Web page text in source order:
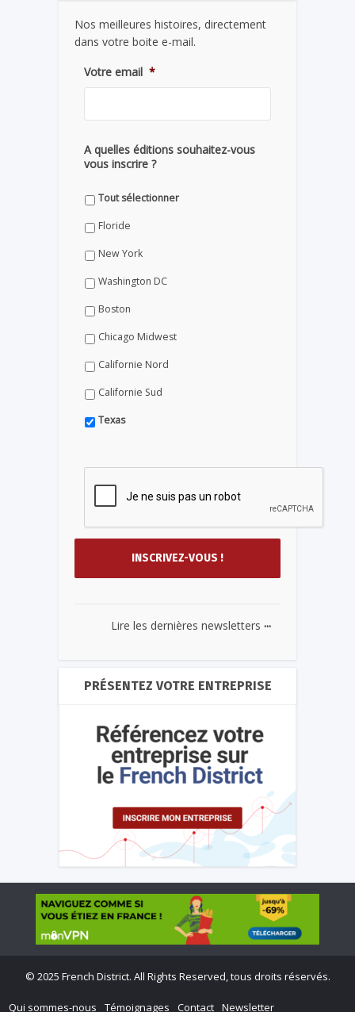
Nos meilleures histoires, directement
dans votre boite e-mail.
Votre email *
A quelles éditions souhaitez-vous
vous inscrire ?
Tout sélectionner
Floride
New York
Washington DC
Boston
Chicago Midwest
Californie Nord
Californie Sud
Texas
Lire les dernières newsletters ...
PRÉSENTEZ VOTRE ENTREPRISE
© 2025 French District. All Rights Reserved, tous droits réservés.
Qui sommes-nous Témoignages Contact Newsletter